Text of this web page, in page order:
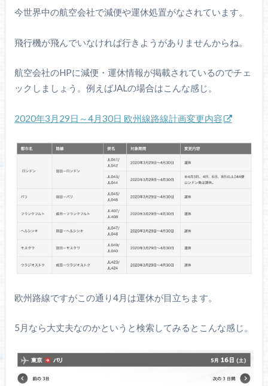
今世界中の航空会社で減便や運休処置がなされています。
飛行機が飛んでいなければ行きようがありませんからね。
航空会社のHPに減便・運休情報が掲載されているのでチェ
ックしましょう。例えばJALの場合はこんな感じ。
2020年3月29日～4月30日 欧州線路線計画変更内容
欧州路線ですがこの通り4月は運休が目立ちます。
5月なら大丈夫なのかというと検索してみるとこんな感じ。